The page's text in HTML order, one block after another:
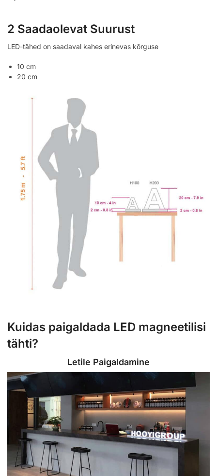
2 Saadaolevat Suurust
LED-tähed on saadaval kahes erinevas kõrguse
10 cm
20 cm
Kuidas paigaldada LED magneetilisi
tähti?
Letile Paigaldamine